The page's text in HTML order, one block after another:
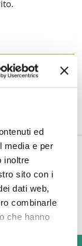
ed
media e per
inoltre
sito con i
dati web,
combinarle
che hanno
resistenti e
e la
legno.